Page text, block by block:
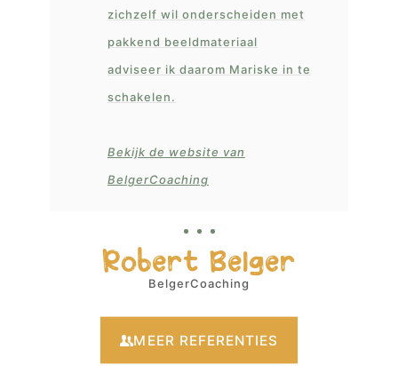
zichzelf wil onderscheiden met
pakkend beeldmateriaal
adviseer ik daarom Mariske in te
schakelen.
Bekijk de website van
BelgerCoaching
Robert Belger
BelgerCoaching
MEER REFERENTIES